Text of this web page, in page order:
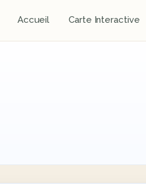
Accueil Carte Interactive